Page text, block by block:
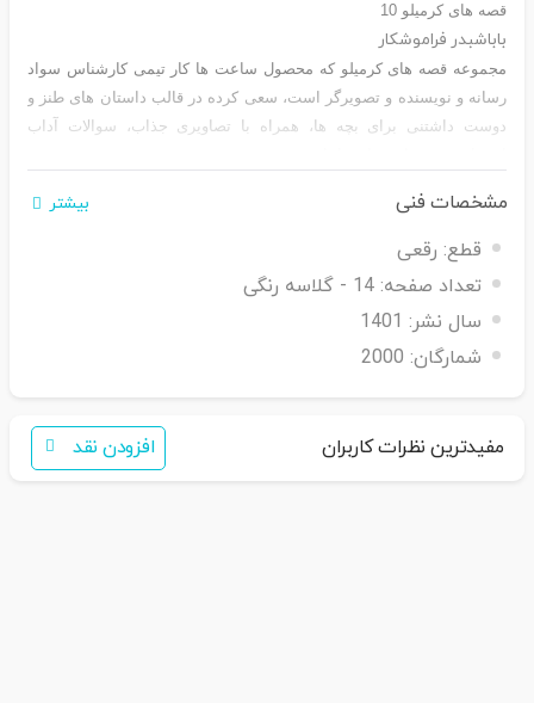
قصه های کرمیلو 10
باباشبدر فراموشکار
مجموعه قصه های کرمیلو که محصول ساعت ها کار تیمی کارشناس سواد
رسانه و نویسنده و تصویرگر است، سعی کرده در قالب داستان های طنز و
دوست داشتنی برای بچه ها، همراه با تصاویری جذاب، سوالات آداب
تصویرگر: مرضیه قائدی
همکاران ما با شما تماس خواهند گرفت
مشخصات فنی بیشتر
قطع: رقعی
تعداد صفحه: 14 - گلاسه رنگی
سال نشر: 1401
شمارگان: 2000
مفیدترین نظرات کاربران افزودن نقد